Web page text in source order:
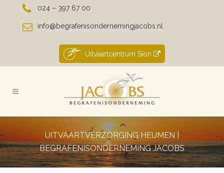
024 – 397 67 00
info@begrafenisondernemingjacobs.nl
Uitvaartcentrum Sion
UITVAARTVERZORGING HEUMEN |
BEGRAFENISONDERNEMING JACOBS